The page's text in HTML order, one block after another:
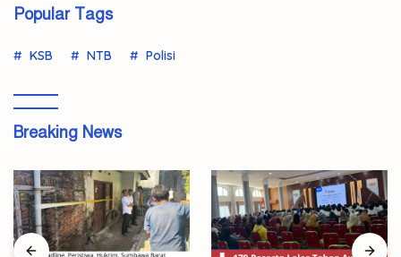
Popular Tags
KSB NTB Polisi
Breaking News